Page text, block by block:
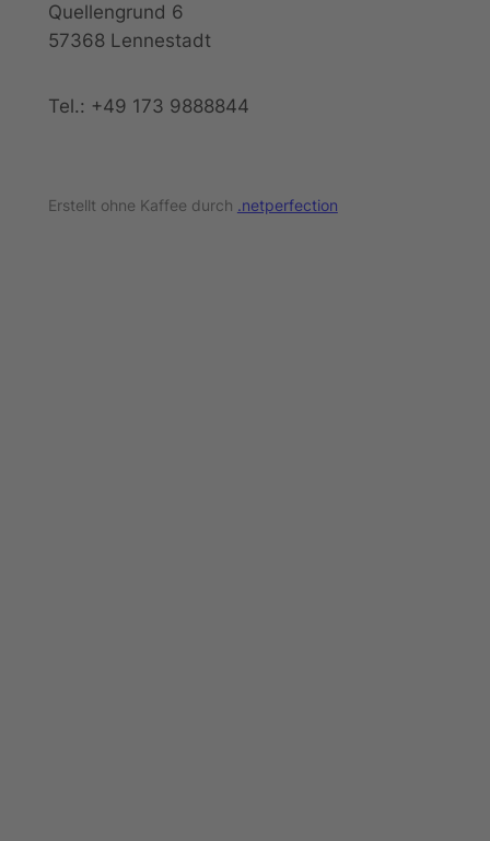
Quellengrund 6
57368 Lennestadt
Tel.: +49 173 9888844
Erstellt ohne Kaffee durch .netperfection